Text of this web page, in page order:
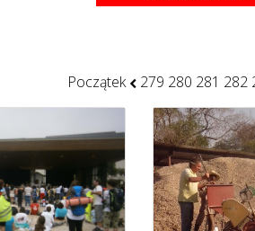
Początek 279 280 281 282